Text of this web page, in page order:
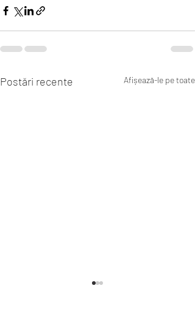
Postări recente Afișează-le pe toate